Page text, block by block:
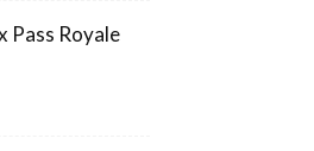
Royale